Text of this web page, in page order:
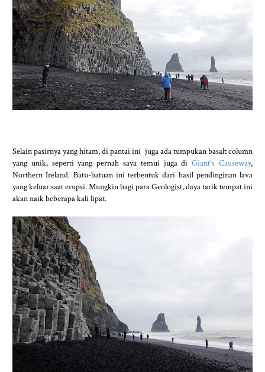
Selain pasirnya yang hitam, di pantai ini juga ada tumpukan basalt column
yang unik, seperti yang pernah saya temui juga diGiant's Causeway,
Northern Ireland. Batu-batuan ini terbentuk dari hasil pendinginan lava
yang keluar saat erupsi. Mungkin bagi para Geologist, daya tarik tempat ini
akan naik beberapa kali lipat.